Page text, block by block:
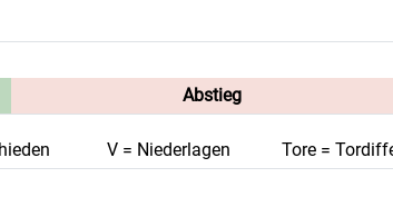
Abstieg
V = Niederlagen Tore =